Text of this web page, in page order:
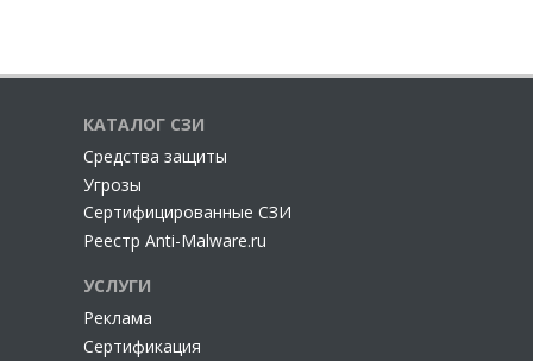
КАТАЛОГ СЗИ
Cредства защиты
Угрозы
Сертифицированные СЗИ
Реестр Anti-Malware.ru
УСЛУГИ
Реклама
Сертификация